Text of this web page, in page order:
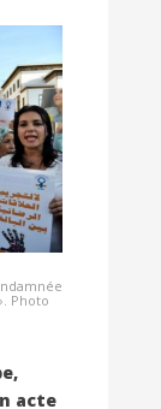
Photo
acte